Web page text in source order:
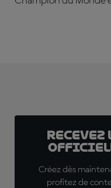
Créez dès
profitez de